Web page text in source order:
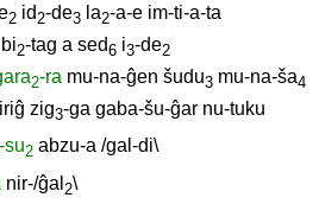
2 id 2-de3 la2-a-e im-ti-a-ta
bi2-tag a sed6 i3-de2
2-ra mu-na-ĝen šudu3 mu-na-ša4
zig3-ga gaba-šu-ĝar nu-tuku
-su2 abzu-a /gal-di\
nir-/ĝal 2\